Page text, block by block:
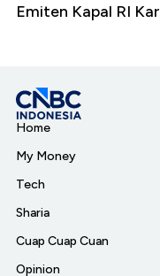
Emiten Kapal RI
Home
My Money
Tech
Sharia
Cuap Cuap Cuan
Opinion